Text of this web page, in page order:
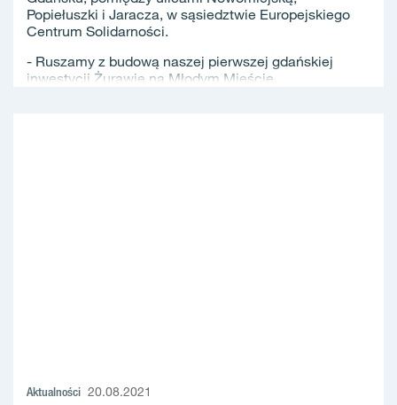
Popiełuszki i Jaracza, w sąsiedztwie Europejskiego
Centrum Solidarności.
- Ruszamy z budową naszej pierwszej gdańskiej
inwestycji Żurawie na Młodym Mieście...
Aktualności 20.08.2021